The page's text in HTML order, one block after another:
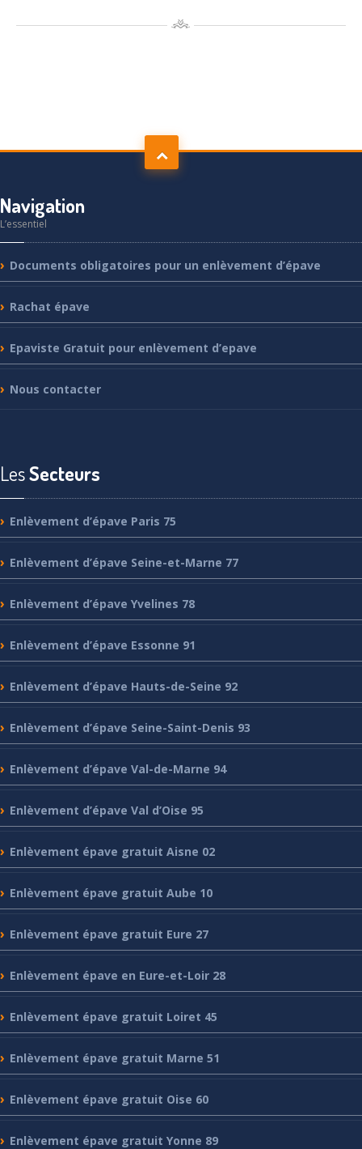
Navigation
L’essentiel
Documents obligatoires pour un enlèvement d’épave
Rachat épave
Epaviste Gratuit pour enlèvement d’epave
Nous contacter
LesSecteurs
Enlèvement d’épave Paris 75
Enlèvement d’épave Seine-et-Marne 77
Enlèvement d’épave Yvelines 78
Enlèvement d’épave Essonne 91
Enlèvement d’épave Hauts-de-Seine 92
Enlèvement d’épave Seine-Saint-Denis 93
Enlèvement d’épave Val-de-Marne 94
Enlèvement d’épave Val d’Oise 95
Enlèvement épave gratuit Aisne 02
Enlèvement épave gratuit Aube 10
Enlèvement épave gratuit Eure 27
Enlèvement épave en Eure-et-Loir 28
Enlèvement épave gratuit Loiret 45
Enlèvement épave gratuit Marne 51
Enlèvement épave gratuit Oise 60
Enlèvement épave gratuit Yonne 89